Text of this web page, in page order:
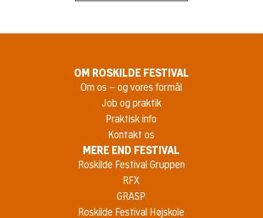
OM ROSKILDE FESTIVAL
Om os – og vores formål
Job og praktik
Praktisk info
Kontakt os
MERE END FESTIVAL
Roskilde Festival Gruppen
RFX
GRASP
Roskilde Festival Højskole